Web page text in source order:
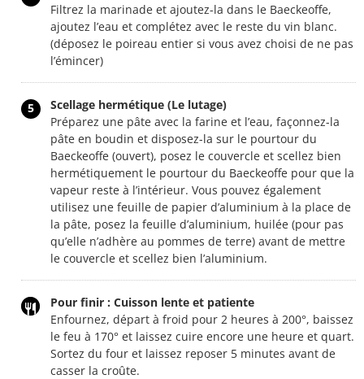
Filtrez la marinade et ajoutez-la dans le Baeckeoffe,
ajoutez l’eau et complétez avec le reste du vin blanc.
(déposez le poireau entier si vous avez choisi de ne pas
l’émincer)
5
Scellage hermétique (Le lutage)
Préparez une pâte avec la farine et l’eau, façonnez-la
pâte en boudin et disposez-la sur le pourtour du
Baeckeoffe (ouvert), posez le couvercle et scellez bien
hermétiquement le pourtour du Baeckeoffe pour que la
vapeur reste à l’intérieur. Vous pouvez également
utilisez une feuille de papier d’aluminium à la place de
la pâte, posez la feuille d’aluminium, huilée (pour pas
qu’elle n’adhère au pommes de terre) avant de mettre
le couvercle et scellez bien l’aluminium.
Pour finir : Cuisson lente et patiente
Enfournez, départ à froid pour 2 heures à 200°, baissez
le feu à 170° et laissez cuire encore une heure et quart.
Sortez du four et laissez reposer 5 minutes avant de
casser la croûte.